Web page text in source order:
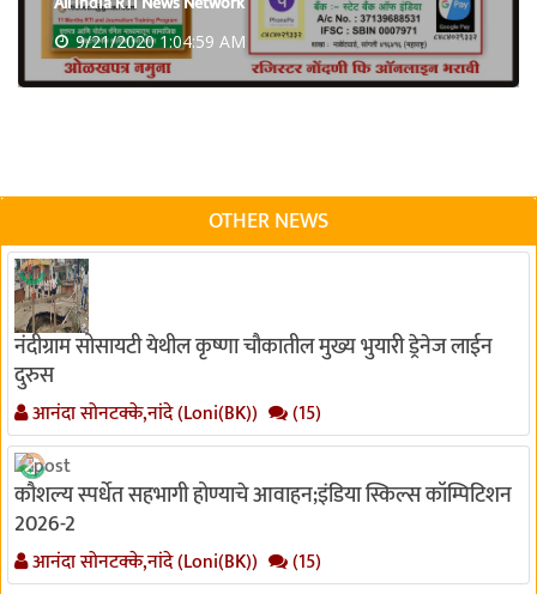
9/21/2020 1:04:59 AM
OTHER NEWS
नंदीग्राम सोसायटी येथील कृष्णा चौकातील मुख्य भुयारी ड्रेनेज लाईन
दुरुस
आनंदा सोनटक्के,नांदे (Loni(BK)) (15)
कौशल्य स्पर्धेत सहभागी होण्याचे आवाहन;इंडिया स्किल्स कॉम्पिटिशन
2026-2
आनंदा सोनटक्के,नांदे (Loni(BK)) (15)